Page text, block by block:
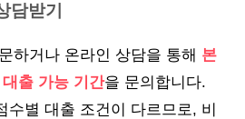
담받기
하거나 온라인 상담을 통해 본
출 가능 기간을 문의합니다.
수별 대출 조건이 다르므로, 비